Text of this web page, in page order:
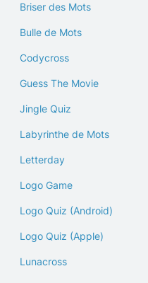
Briser des Mots
Bulle de Mots
Codycross
Guess The Movie
Jingle Quiz
Labyrinthe de Mots
Letterday
Logo Game
Logo Quiz (Android)
Logo Quiz (Apple)
Lunacross